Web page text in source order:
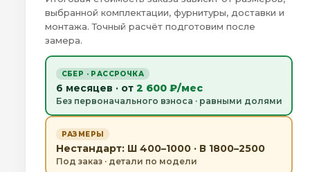
выбранной комплектации, фурнитуры, доставки и
монтажа. Точный расчёт подготовим после
замера.
СБЕР · РАССРОЧКА
6 месяцев · от 2 600 ₽/мес
Без первоначального взноса · равными долями
РАЗМЕРЫ
Нестандарт: Ш 400–1000 · В 1800–2500
Под заказ · детали по модели